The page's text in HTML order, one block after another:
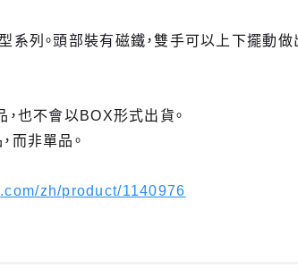
系列。頭部裝有磁鐵，雙手可以上下擺動做
也不會以BOX形式出貨。
而非單品。
zh/product/1140976